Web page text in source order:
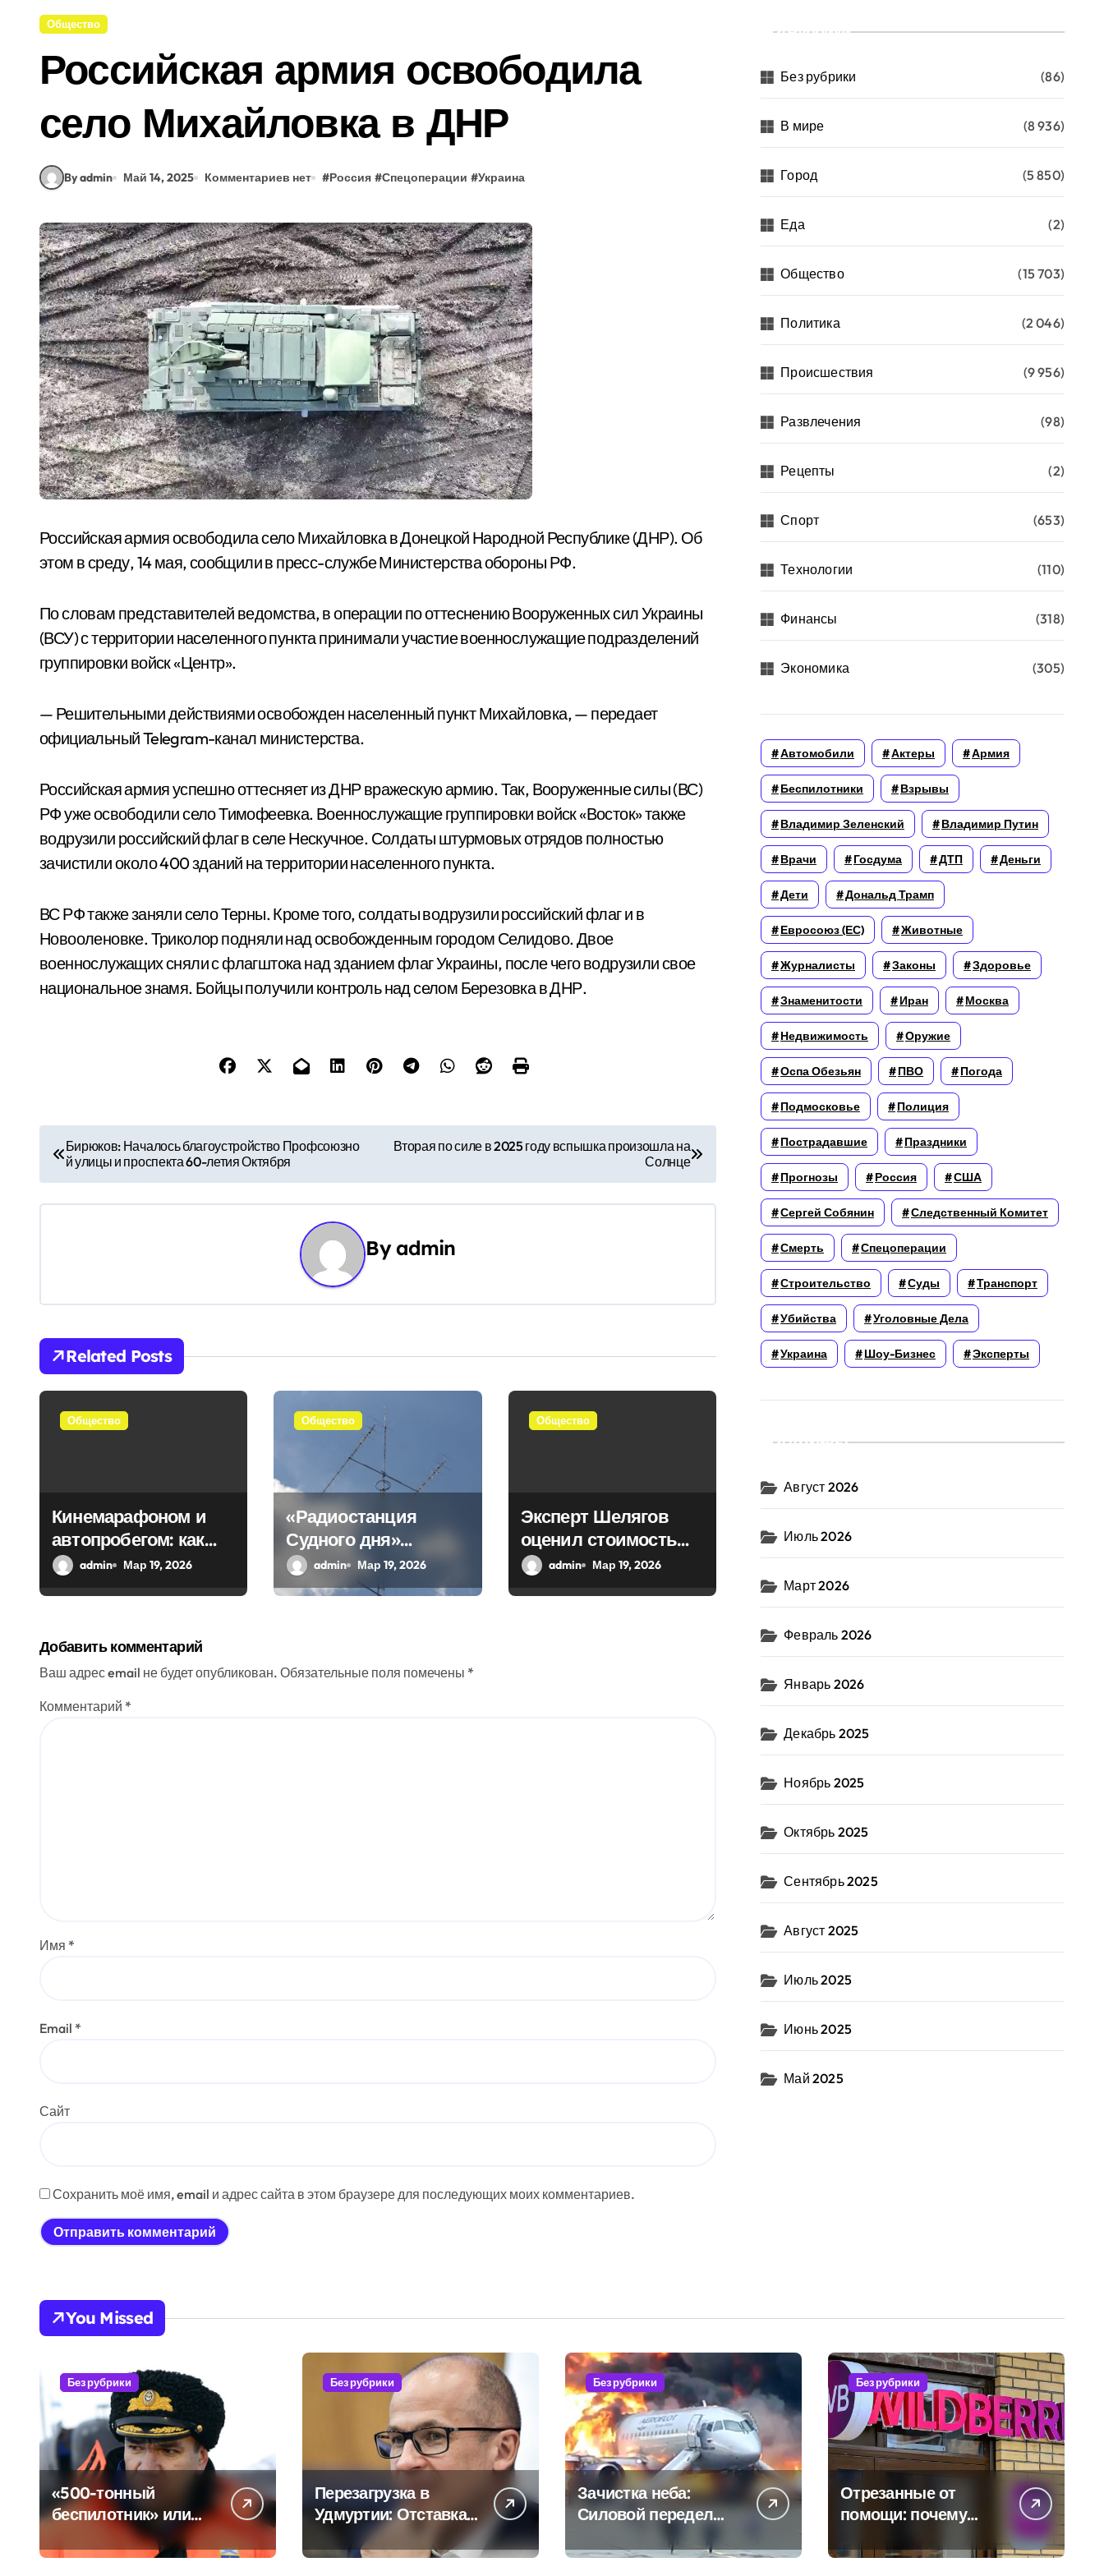
Общество
Российская армия освободила
село Михайловка в ДНР
By admin Май 14, 2025 Комментариев нет #Россия #Спецоперации #Украина
Российская армия освободила село Михайловка в Донецкой Народной Республике (ДНР). Об
этом в среду, 14 мая, сообщили в пресс-службе Министерства обороны РФ.
По словам представителей ведомства, в операции по оттеснению Вооруженных сил Украины
(ВСУ) с территории населенного пункта принимали участие военнослужащие подразделений
группировки войск «Центр».
— Решительными действиями освобожден населенный пункт Михайловка, — передает
официальный Telegram-канал министерства.
Российская армия успешно оттесняет из ДНР вражескую армию. Так, Вооруженные силы (ВС)
РФ уже освободили село Тимофеевка. Военнослужащие группировки войск «Восток» также
водрузили российский флаг в селе Нескучное. Солдаты штурмовых отрядов полностью
зачистили около 400 зданий на территории населенного пункта.
ВС РФ также заняли село Терны. Кроме того, солдаты водрузили российский флаг и в
Новооленовке. Триколор подняли над освобожденным городом Селидово. Двое
военнослужащих сняли с флагштока над зданием флаг Украины, после чего водрузили свое
национальное знамя. Бойцы получили контроль над селом Березовка в ДНР.
а
в
а
ц
и
а
п
с
я
м
Бирюков: Началось благоустройство Профсоюзно
й улицы и проспекта 60-летия Октября
Вторая по силе в 2025 году вспышка произошла на
Солнце
Byadmin
Related Posts
Общество
Кинемарафоном и
автопробегом: как
Севастополь
admin Мар 19, 2026
Общество
«Радиостанция
Судного дня»
передала в эфир
загадочное слово
admin Мар 19, 2026
Общество
Эксперт Шелягов
оценил стоимость
похоронных услуг в
admin Мар 19, 2026
Добавить комментарий
Ваш адрес email не будет опубликован. Обязательные поля помечены *
Комментарий *
Имя *
Email *
Сайт
Сохранить моё имя, email и адрес сайта в этом браузере для последующих моих комментариев.
Рубрики
Без рубрики (86)
В мире (8 936)
Город (5 850)
Еда (2)
Общество (15 703)
Политика (2 046)
Происшествия (9 956)
Развлечения (98)
Рецепты (2)
Спорт (653)
Технологии (110)
Финансы (318)
Экономика (305)
Автомобили Актеры Армия
Беспилотники Взрывы
Владимир Зеленский Владимир Путин
Врачи Госдума ДТП Деньги
Дети Дональд Трамп
Евросоюз (ЕС) Животные
Журналисты Законы Здоровье
Знаменитости Иран Москва
Недвижимость Оружие
Оспа Обезьян ПВО Погода
Подмосковье Полиция
Пострадавшие Праздники
Прогнозы Россия США
Сергей Собянин Следственный Комитет
Смерть Спецоперации
Строительство Суды Транспорт
Убийства Уголовные Дела
Украина Шоу-Бизнес Эксперты
Архивы
Август 2026
Июль 2026
Март 2026
Февраль 2026
Январь 2026
Декабрь 2025
Ноябрь 2025
Октябрь 2025
Сентябрь 2025
Август 2025
Июль 2025
Июнь 2025
Май 2025
You Missed
Без рубрики
«500-тонный
беспилотник» или
очередная показуха?
Что скрывает
Без рубрики
Перезагрузка в
Удмуртии: Отставка
Бречалова как
результат
Без рубрики
Зачистка неба:
Силовой передел
авиаотрасли
Без рубрики
Отрезанные от
помощи: почему
маркетплейсы